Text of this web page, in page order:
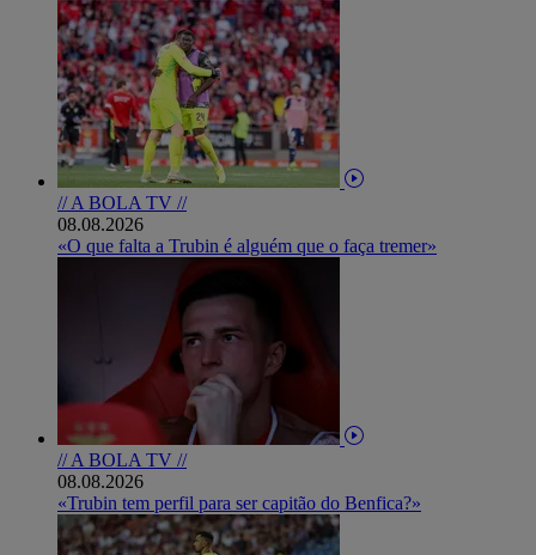
// A BOLA TV //
08.08.2026
«O que falta a Trubin é alguém que o faça tremer»
// A BOLA TV //
08.08.2026
«Trubin tem perfil para ser capitão do Benfica?»